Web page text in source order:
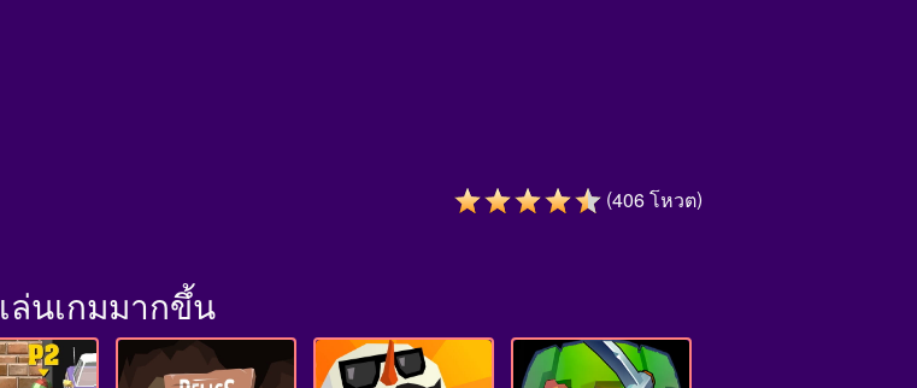
(406โหวต)
เล่นเกมมากขึ้น